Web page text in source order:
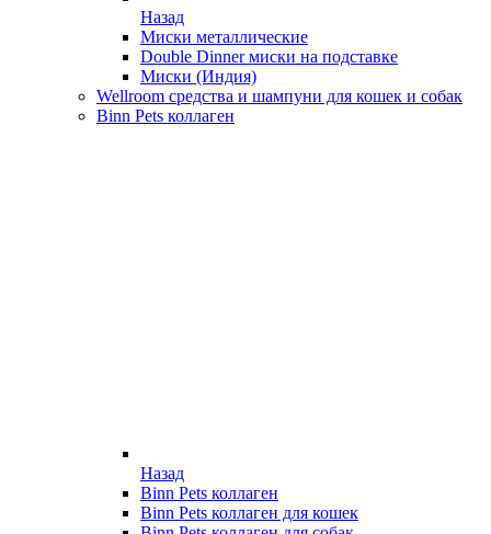
Назад
Миски металлические
Double Dinner миски на подставке
Миски (Индия)
Wellroom средства и шампуни для кошек и собак
Binn Pets коллаген
Назад
Binn Pets коллаген
Binn Pets коллаген для кошек